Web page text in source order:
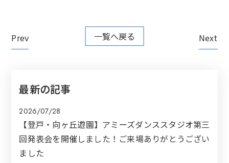
Prev 一覧へ戻る Next
最新の記事
2026/07/28
【登戸・向ヶ丘遊園】アミーズダンススタジオ第三
回発表会を開催しました！ご来場ありがとうござい
ました